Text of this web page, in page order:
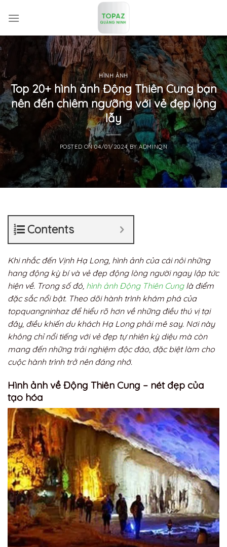
HÌNH ẢNH
Top 20+ hình ảnh Động Thiên Cung bạn
nên đến chiêm ngưỡng với vẻ đẹp lộng
lẫy
POSTED ON04/01/2024BYADMINQN
Contents
Khi nhắc đến Vịnh Hạ Long, hình ảnh của cái nôi những
hang động kỳ bí và vẻ đẹp động lòng người ngay lập tức
hiện về. Trong số đó, hình ảnh Động Thiên Cunglà điểm
đặc sắc nổi bật. Theo dõi hành trình khám phá của
topquangninhaz để hiểu rõ hơn về những điều thú vị tại
đây, điều khiến du khách Hạ Long phải mê say. Nơi này
không chỉ nổi tiếng với vẻ đẹp tự nhiên kỳ diệu mà còn
mang đến những trải nghiệm độc đáo, đặc biệt làm cho
cuộc hành trình trở nên đáng nhớ.
Hình ảnh về Động Thiên Cung – nét đẹp của
tạo hóa